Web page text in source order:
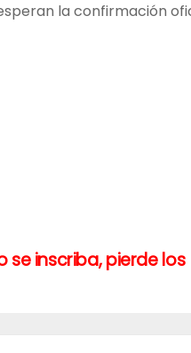
la confirmación
se inscriba, pierde los